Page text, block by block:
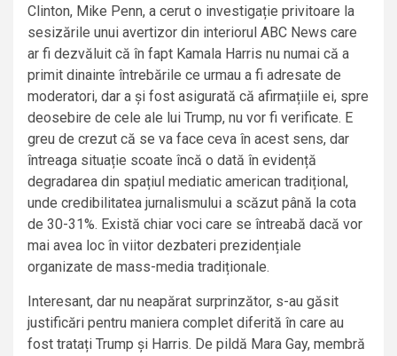
Clinton, Mike Penn, a cerut o investigație privitoare la
sesizările unui avertizor din interiorul ABC News care
ar fi dezvăluit că în fapt Kamala Harris nu numai că a
primit dinainte întrebările ce urmau a fi adresate de
moderatori, dar a și fost asigurată că afirmațiile ei, spre
deosebire de cele ale lui Trump, nu vor fi verificate. E
greu de crezut că se va face ceva în acest sens, dar
întreaga situație scoate încă o dată în evidență
degradarea din spațiul mediatic american tradițional,
unde credibilitatea jurnalismului a scăzut până la cota
de 30-31%. Există chiar voci care se întreabă dacă vor
mai avea loc în viitor dezbateri prezidențiale
organizate de mass-media tradiționale.
Interesant, dar nu neapărat surprinzător, s-au găsit
justificări pentru maniera complet diferită în care au
fost tratați Trump și Harris. De pildă Mara Gay, membră